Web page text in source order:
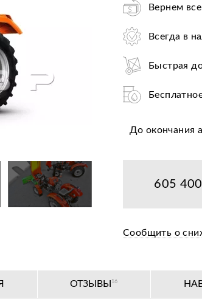
Вернем
Всегда в
Быстрая
Служба
Лучшие
Льготное
До окончания
605
Сообщить о
ОТЗЫВЫ 16